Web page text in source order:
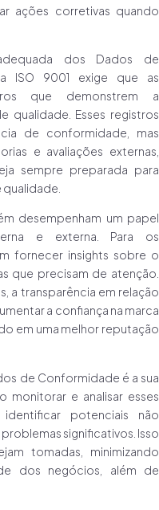
ações corretivas quando
dos Dados de
ISO 9001 exige que as
que demonstrem a
qualidade. Esses registros
de conformidade, mas
e avaliações externas,
sempre preparada para
desempenham um papel
e externa. Para os
fornecer insights sobre o
que precisam de atenção.
a transparência em relação
a confiança na marca
em uma melhor reputação
de Conformidade é a sua
monitorar e analisar esses
potenciais não
significativos. Isso
tomadas, minimizando
dos negócios, além de